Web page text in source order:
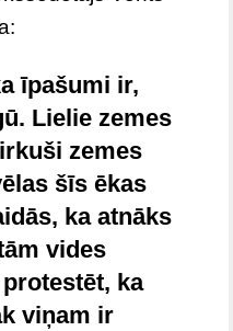
īpašumi ir,
Lielie zemes
zemes
šīs ēkas
ka atnāks
vides
ka
viņam ir